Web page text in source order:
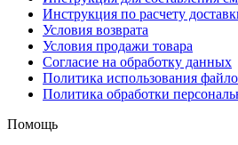
Инструкция по расчету
Условия возврата
Условия продажи товара
Согласие на обработку данных
Политика использования
Политика обработки
Помощь